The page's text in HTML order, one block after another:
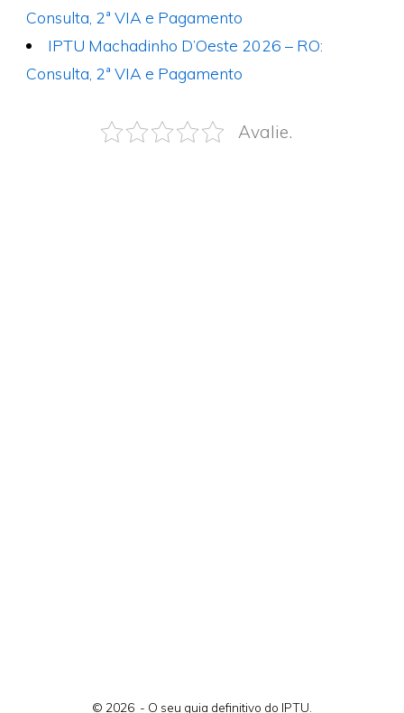
Consulta, 2ª VIA e Pagamento
IPTU Machadinho D’Oeste 2026 – RO:
Consulta, 2ª VIA e Pagamento
Avalie.
© 2026 - O seu guia definitivo do IPTU.